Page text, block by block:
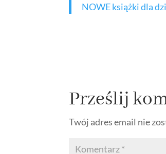
NOWE książki dla
Prześlij
Twój adres email nie